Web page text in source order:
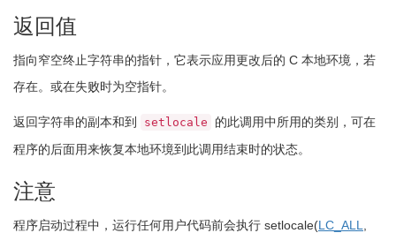
返回值
指向窄空终止字符串的指针，它表示应用更改后的 C 本地环境，若
存在。或在失败时为空指针。
返回字符串的副本和到 setlocale
的此调用中所用的类别，可在
程序的后面用来恢复本地环境到此调用结束时的状态。
注意
程序启动过程中，运行任何用户代码前会执行 setlocale(LC_ALL